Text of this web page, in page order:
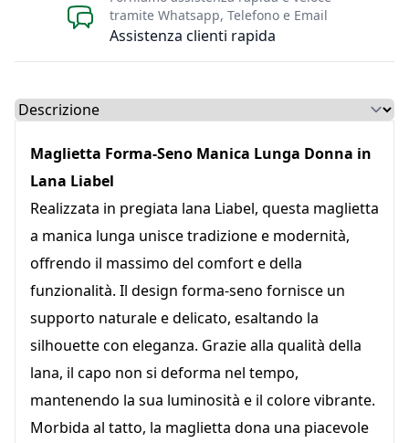
Assistenza clienti rapida
tramite Whatsapp, Telefono e Email
Select a tab
Maglietta Forma-Seno Manica Lunga Donna in
Lana Liabel
Realizzata in pregiata lana Liabel, questa maglietta
a manica lunga unisce tradizione e modernità,
offrendo il massimo del comfort e della
funzionalità. Il design forma-seno fornisce un
supporto naturale e delicato, esaltando la
silhouette con eleganza. Grazie alla qualità della
lana, il capo non si deforma nel tempo,
mantenendo la sua luminosità e il colore vibrante.
Morbida al tatto, la maglietta dona una piacevole